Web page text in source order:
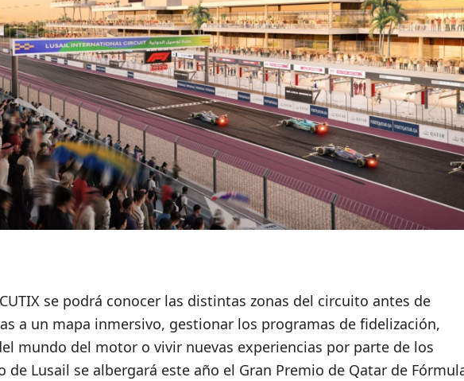
se podrá conocer las distintas zonas del circuito antes de
a un mapa inmersivo, gestionar los programas de fidelización,
mundo del motor o vivir nuevas experiencias por parte de los
de Lusail se albergará este año el Gran Premio de Qatar de